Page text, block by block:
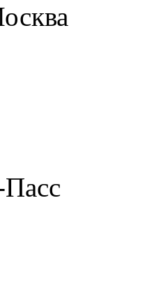
Пасс